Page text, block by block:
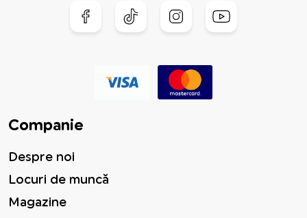
Companie
Despre noi
Locuri de muncă
Magazine